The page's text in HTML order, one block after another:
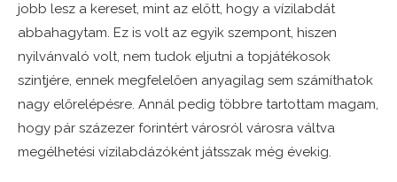
jobb lesz a kereset, mint az előtt, hogy a vízilabdát
abbahagytam. Ez is volt az egyik szempont, hiszen
nyilvánvaló volt, nem tudok eljutni a topjátékosok
szintjére, ennek megfelelően anyagilag sem számíthatok
nagy előrelépésre. Annál pedig többre tartottam magam,
hogy pár százezer forintért városról városra váltva
megélhetési vízilabdázóként játsszak még évekig.